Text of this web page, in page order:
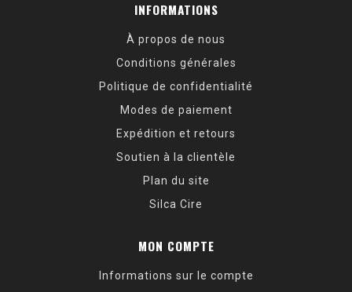
INFORMATIONS
À propos de nous
Conditions générales
Politique de confidentialité
Modes de paiement
Expédition et retours
Soutien à la clientèle
Plan du site
Silca Cire
MON COMPTE
Informations sur le compte